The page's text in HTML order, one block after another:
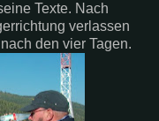
Texte. Nach
verlassen
den vier Tagen.